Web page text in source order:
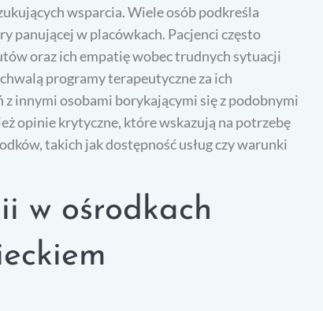
wsparcia. Wiele osób podkreśla
panującej w placówkach. Pacjenci często
oraz ich empatię wobec trudnych sytuacji
programy terapeutyczne za ich
innymi osobami borykającymi się z podobnymi
opinie krytyczne, które wskazują na potrzebę
takich jak dostępność usług czy warunki
w ośrodkach